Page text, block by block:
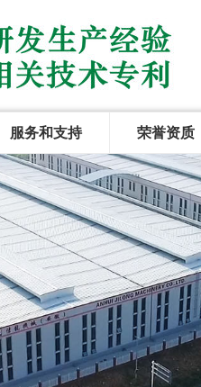
服务和支持 荣誉资质